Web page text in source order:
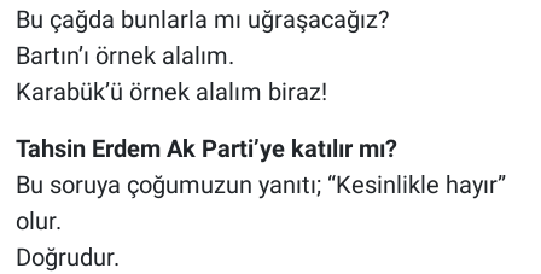
Bu çağda bunlarla mı uğraşacağız?
Bartın’ı örnek alalım.
Karabük’ü örnek alalım biraz!
Tahsin Erdem Ak Parti’ye katılır mı?
Bu soruya çoğumuzun yanıtı; “Kesinlikle hayır”
olur.
Doğrudur.